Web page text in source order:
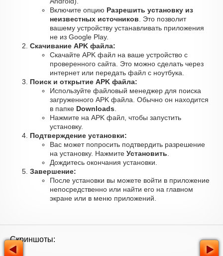
Включите опцию Разрешить установку из
неизвестных источников . Это позволит
вашему устройству устанавливать приложения
не из Google Play.
Скачивание APK файла:
Скачайте APK файл на ваше устройство с
проверенного сайта. Это можно сделать через
интернет или передать файл с ноутбука.
Поиск и открытие APK файла:
Используйте файловый менеджер для поиска
загруженного APK файла. Обычно он находится
в папке Downloads
Нажмите на APK файл, чтобы запустить
установку.
Подтверждение установки:
Вас может попросить подтвердить разрешение
на установку. Нажмите Установить
Дождитесь окончания установки.
Завершение:
После установки вы можете войти в приложение
непосредственно или найти его на главном
экране или в меню приложений.
Скриншоты: